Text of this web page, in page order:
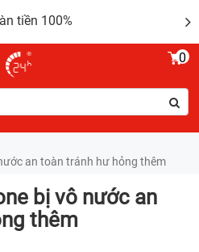
chữa lấy liền
0
an toàn tránh hư hỏng thêm
bị vô nước an
thêm